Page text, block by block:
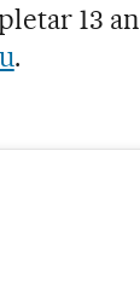
13
.